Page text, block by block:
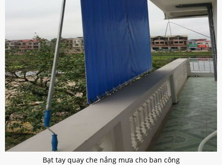
Bạt tay quay che nắng mưa cho ban công